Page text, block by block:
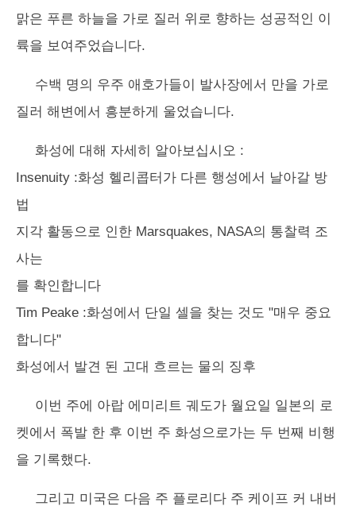
맑은 푸른 하늘을 가로 질러 위로 향하는 성공적인 이
륙을 보여주었습니다.
수백 명의 우주 애호가들이 발사장에서 만을 가로
질러 해변에서 흥분하게 울었습니다.
화성에 대해 자세히 알아보십시오 :
Insenuity :화성 헬리콥터가 다른 행성에서 날아갈 방
법
지각 활동으로 인한 Marsquakes, NASA의 통찰력 조
사는
를 확인합니다
Tim Peake :화성에서 단일 셀을 찾는 것도 "매우 중요
합니다"
화성에서 발견 된 고대 흐르는 물의 징후
이번 주에 아랍 에미리트 궤도가 월요일 일본의 로
켓에서 폭발 한 후 이번 주 화성으로가는 두 번째 비행
을 기록했다.
그리고 미국은 다음 주 플로리다 주 케이프 커 내버